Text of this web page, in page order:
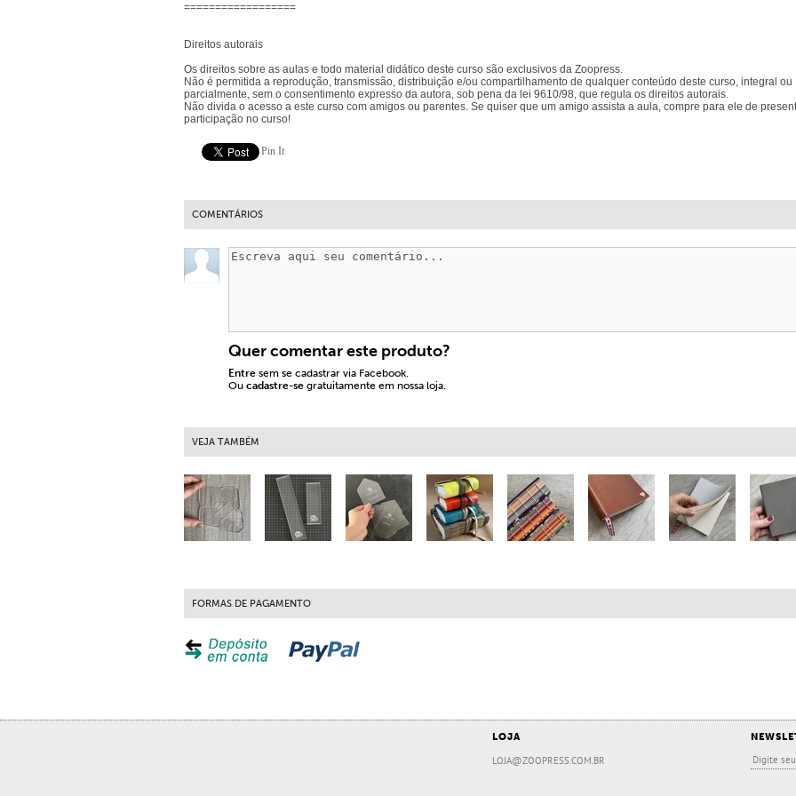
==================
Direitos autorais
Os direitos sobre as aulas e todo material didático deste curso são exclusivos da Zoopress.
Não é permitida a reprodução, transmissão, distribuição e/ou compartilhamento de qualquer conteúdo deste curso, integral ou
parcialmente, sem o consentimento expresso da autora, sob pena da lei 9610/98, que regula os direitos autorais.
Não divida o acesso a este curso com amigos ou parentes. Se quiser que um amigo assista a aula, compre para ele de
participação no curso!
Pin It
COMENTÁRIOS
Quer comentar este produto?
Entre sem se cadastrar via Facebook.
Ou cadastre-se gratuitamente em nossa loja.
VEJA TAMBÉM
FORMAS DE PAGAMENTO
LOJA
LOJA@ZOOPRESS.COM.BR